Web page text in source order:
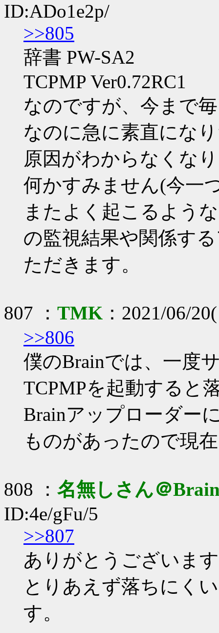
ID:ADo1e2p/
>>805
辞書 PW-SA2
TCPMP Ver0.72RC1
なのですが、今まで
なのに急に素直にな
原因がわからなくな
何かすみません(今一
またよく起こるよう
の監視結果や関係す
ただきます。
807 ： TMK ：2021/06/
>>806
僕のBrainでは、一度
TCPMPを起動すると
Brainアップローダー
ものがあったので現
808 ： 名無しさん＠
ID:4e/gFu/5
>>807
ありがとうございま
とりあえず落ちにく
す。